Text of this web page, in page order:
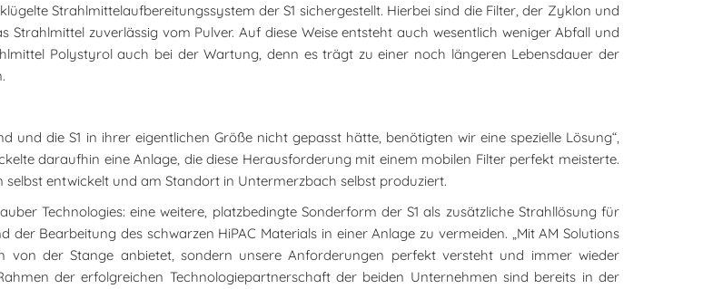
Strahlmittelaufbereitungssystem der S1 sichergestellt. Hierbei sind die Filter, der Zyklon und
zuverlässig vom Pulver. Auf diese Weise entsteht auch wesentlich weniger Abfall und
Polystyrol auch bei der Wartung, denn es trägt zu einer noch längeren Lebensdauer der
und die S1 in ihrer eigentlichen Größe nicht gepasst hätte, benötigten wir eine spezielle Lösung“,
daraufhin eine Anlage, die diese Herausforderung mit einem mobilen Filter perfekt meisterte.
entwickelt und am Standort in Untermerzbach selbst produziert.
Technologies: eine weitere, platzbedingte Sonderform der S1 als zusätzliche Strahllösung für
Bearbeitung des schwarzen HiPAC Materials in einer Anlage zu vermeiden. „Mit AM Solutions
der Stange anbietet, sondern unsere Anforderungen perfekt versteht und immer wieder
der erfolgreichen Technologiepartnerschaft der beiden Unternehmen sind bereits in der